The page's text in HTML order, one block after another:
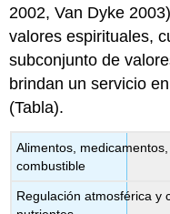
2002, Van Dyke
valores espirituales,
subconjunto de
brindan un servicio
(Tabla).
Alimentos,
combustible
Regulación atmosférica y